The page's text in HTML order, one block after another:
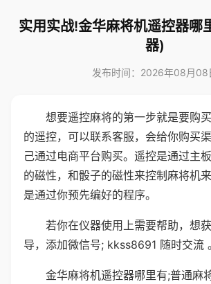
实用实战!金华麻将机遥控器哪
器)
发布时间：2026年08月08
想要遥控麻将的第一步就是要购
的遥控，可以联系客服，会给你购买
己通过电商平台购买。遥控是通过主
的磁性，和骰子的磁性来控制麻将机
是通过你预先编好的程序。
若你在仪器使用上需要帮助，想
导，添加微信号; kkss8691 随时交流 。
金华麻将机遥控器哪里有;普通麻